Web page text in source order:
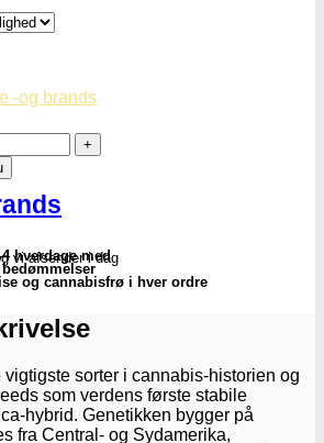
-og brands
vi afsender i dag
4 hverdage med
og cannabisfrø i hver ordre
vigtigste sorter i cannabis-historien og
som verdens første stabile
hybrid. Genetikken bygger på
fra Central- og Sydamerika,